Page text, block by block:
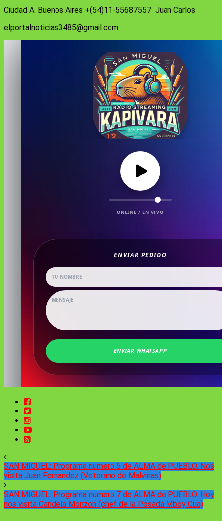
Ciudad A. Buenos Aires +(54)11-55687557 Juan Carlos
elportalnoticias3485@gmail.com
SAN MIGUEL: Programa numero 5 de ALMA de PUEBLO. Nos
visita Juan Fernandez (Veterano de Malvinas)
SAN MIGUEL: Programa numero 7 de ALMA de PUEBLO. Hoy
nos visita Candela Monzon (chef de la Posada Mboy Cua)